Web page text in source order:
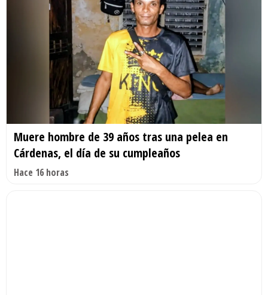
Muere hombre de 39 años tras una pelea en
Cárdenas, el día de su cumpleaños
Hace 16 horas